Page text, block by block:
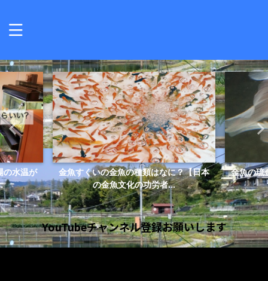
の水温が
金魚すくいの金魚の種類はなに？【日本
の金魚文化の功労者...
金魚の琉
YouTubeチャンネル登録お願いします